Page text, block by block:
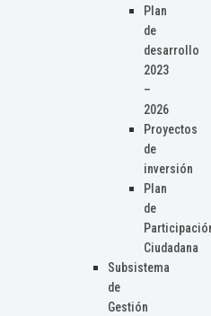
Plan
de
desarrollo
2023
–
2026
Proyectos
de
inversión
Plan
de
Ciudadana
Subsistema
de
Gestión